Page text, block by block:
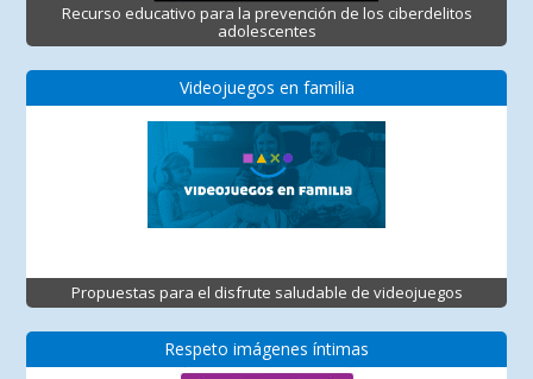
Recurso educativo para la prevención de los ciberdelitos
adolescentes
Videojuegos en familia
Propuestas para el disfrute saludable de videojuegos
Respeto imágenes íntimas